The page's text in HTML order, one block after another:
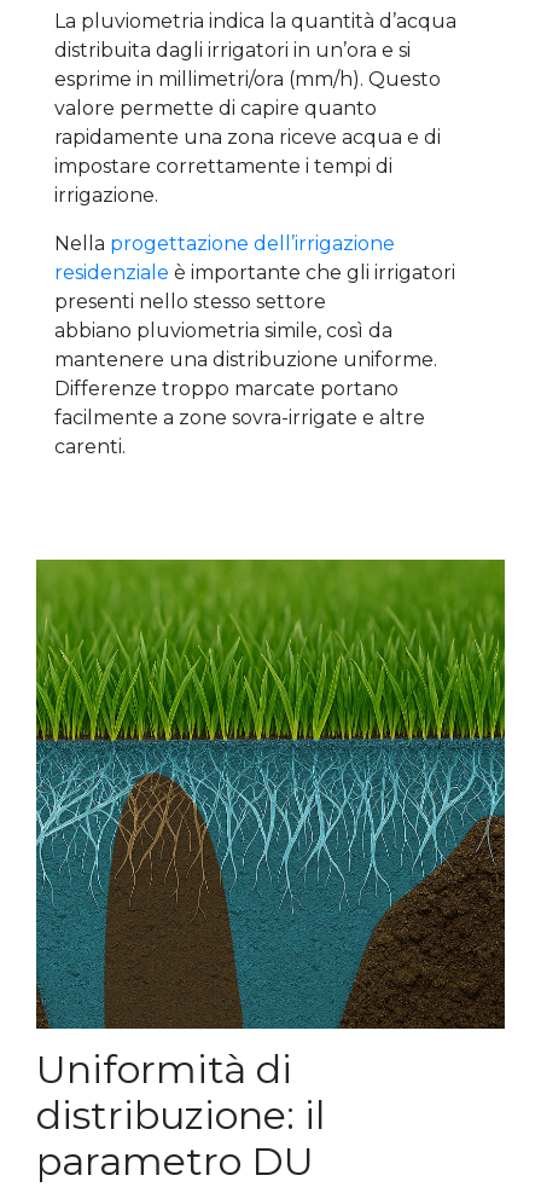
La pluviometria indica la quantità d’acqua
distribuita dagli irrigatori in un’ora e si
esprime in millimetri/ora (mm/h). Questo
valore permette di capire quanto
rapidamente una zona riceve acqua e di
impostare correttamente i tempi di
irrigazione.
Nella progettazione dell’irrigazione
residenziale è importante che gli irrigatori
presenti nello stesso settore
abbiano pluviometria simile, così da
mantenere una distribuzione uniforme.
Differenze troppo marcate portano
facilmente a zone sovra-irrigate e altre
carenti.
Uniformità di
distribuzione: il
parametro DU